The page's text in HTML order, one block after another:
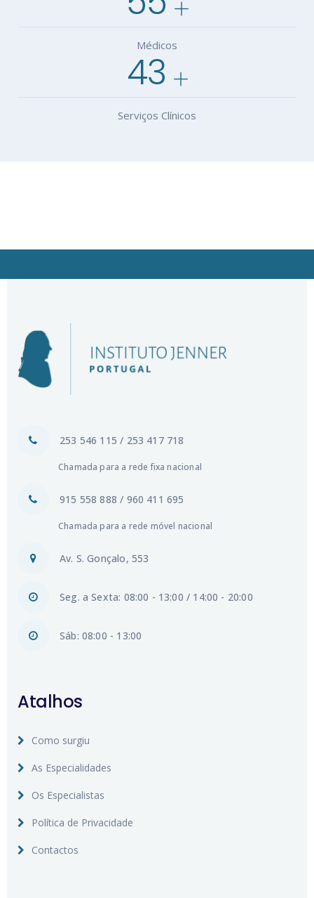
Médicos
43
Serviços Clínicos
253 546 115 / 253 417 718
Chamada para a rede fixa nacional
915 558 888 / 960 411 695
Chamada para a rede móvel nacional
Av. S. Gonçalo, 553
Seg. a Sexta: 08:00 - 13:00 / 14:00 - 20:00
Sáb: 08:00 - 13:00
Atalhos
Como surgiu
As Especialidades
Os Especialistas
Política de Privacidade
Contactos